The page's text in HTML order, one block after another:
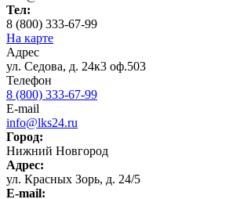
Тел:
8 (800) 333-67-99
На карте
Адрес
ул. Седова, д. 24к3 оф.503
Телефон
8 (800) 333-67-99
E-mail
info@lks24.ru
Город:
Нижний Новгород
Адрес:
ул. Красных Зорь, д. 24/5
E-mail: